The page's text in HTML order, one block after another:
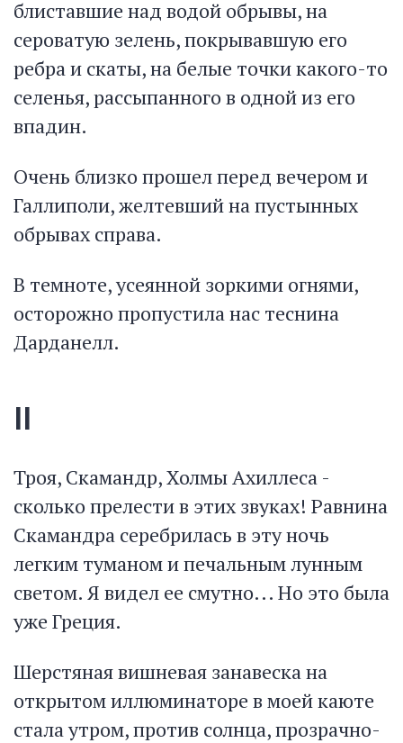
блиставшие над водой обрывы, на
сероватую зелень, покрывавшую его
ребра и скаты, на белые точки какого-то
селенья, рассыпанного в одной из его
впадин.
Очень близко прошел перед вечером и
Галлиполи, желтевший на пустынных
обрывах справа.
В темноте, усеянной зоркими огнями,
осторожно пропустила нас теснина
Дарданелл.
II
Троя, Скамандр, Холмы Ахиллеса -
сколько прелести в этих звуках! Равнина
Скамандра серебрилась в эту ночь
легким туманом и печальным лунным
светом. Я видел ее смутно... Но это была
уже Греция.
Шерстяная вишневая занавеска на
открытом иллюминаторе в моей каюте
стала утром, против солнца, прозрачно-